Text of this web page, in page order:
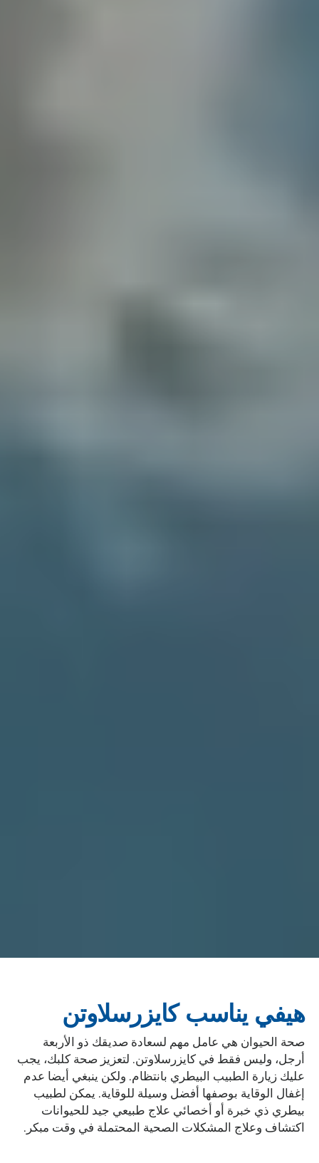
هيفي يناسب كايزرسلاوتن
صحة الحيوان هي عامل مهم لسعادة صديقك ذو الأربعة
أرجل، وليس فقط في كايزرسلاوتن. لتعزيز صحة كلبك، يجب
عليك زيارة الطبيب البيطري بانتظام. ولكن ينبغي أيضا عدم
إغفال الوقاية بوصفها أفضل وسيلة للوقاية. يمكن لطبيب
بيطري ذي خبرة أو أخصائي علاج طبيعي جيد للحيوانات
اكتشاف وعلاج المشكلات الصحية المحتملة في وقت مبكر.